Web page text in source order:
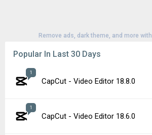
Remove ads, dark theme, and more with
Popular In Last 30 Days
1
CapCut - Video Editor 18.8.0
1
CapCut - Video Editor 18.6.0